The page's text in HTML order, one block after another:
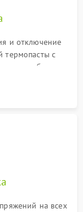
и отключение
термопасты с
с банок
и окислов.
на всех